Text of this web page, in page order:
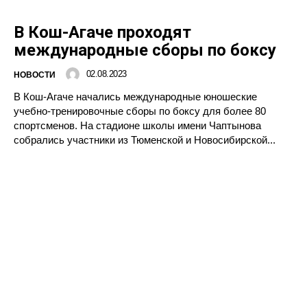
В Кош-Агаче проходят
международные сборы по боксу
НОВОСТИ 02.08.2023
В Кош-Агаче начались международные юношеские
учебно-тренировочные сборы по боксу для более 80
спортсменов. На стадионе школы имени Чаптынова
собрались участники из Тюменской и Новосибирской...